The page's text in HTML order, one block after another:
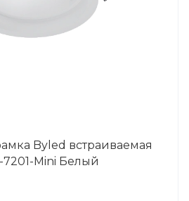
Byled встраиваемая
7201-Mini Белый